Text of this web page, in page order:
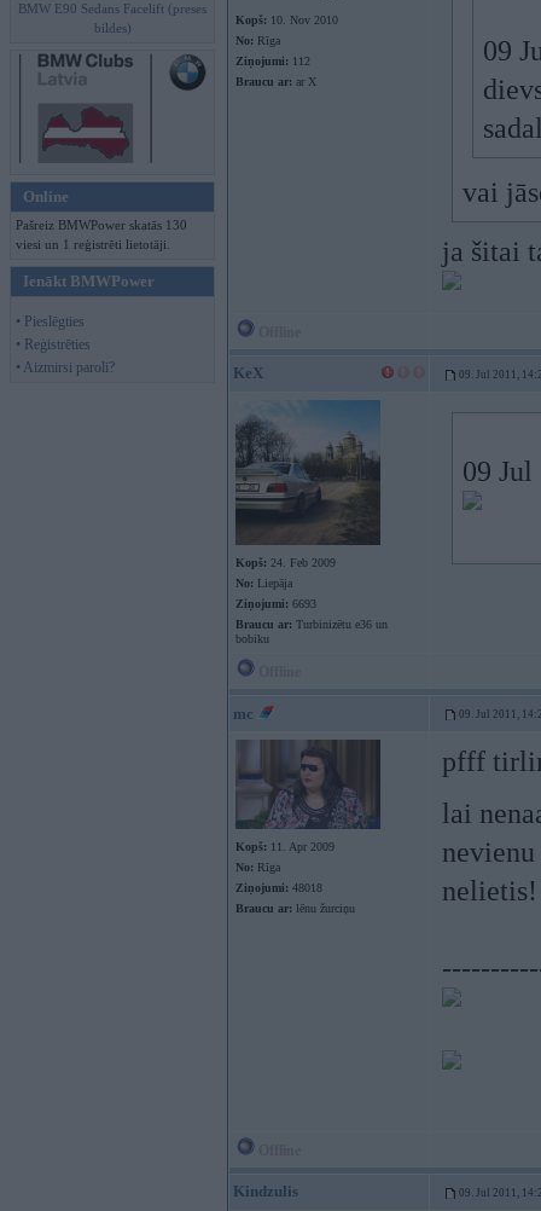
BMW E90 Sedans Facelift (preses
bildes)
Online
Pašreiz BMWPower skatās 130
viesi un 1 reģistrēti lietotāji.
Ienākt BMWPower
• Pieslēgties
• Reģistrēties
• Aizmirsi paroli?
Kopš: 10. Nov 2010
No: Rīga
Ziņojumi: 112
Braucu ar: ar X
09
vai
ja šitai
KeX 09. Jul 2011,
Kopš: 24. Feb 2009
No: Liepāja
Ziņojumi: 6693
Braucu ar: Turbinizētu e36 un
bobiku
09
mc 09. Jul 2011,
Kopš: 11. Apr 2009
No: Rīga
Ziņojumi: 48018
Braucu ar: lēnu žurciņu
pfff
lai
nelietis!
Kindzulis 09. Jul 2011,